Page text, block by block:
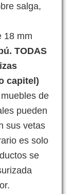
salga,
18 mm
TODAS
capitel)
de
pueden
sus vetas
es solo
se